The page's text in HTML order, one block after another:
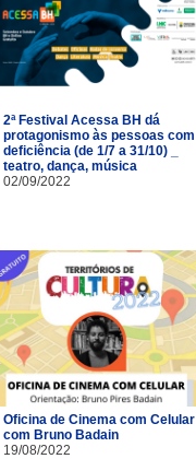
2ª Festival Acessa BH dá
protagonismo às pessoas com
deficiência (de 1/7 a 31/10) _
teatro, dança, música
02/09/2022
Oficina de Cinema com Celular
com Bruno Badain
19/08/2022